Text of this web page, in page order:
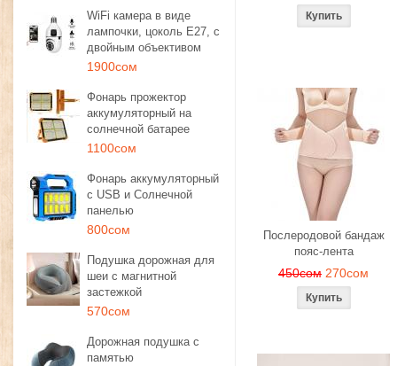
WiFi камера в виде
лампочки, цоколь E27, с
двойным объективом
1900сом
Фонарь прожектор
аккумуляторный на
солнечной батарее
1100сом
Фонарь аккумуляторный
с USB и Солнечной
панелью
800сом
Подушка дорожная для
шеи с магнитной
застежкой
570сом
Дорожная подушка с
памятью
Послеродовой бандаж
пояс-лента
450сом 270сом